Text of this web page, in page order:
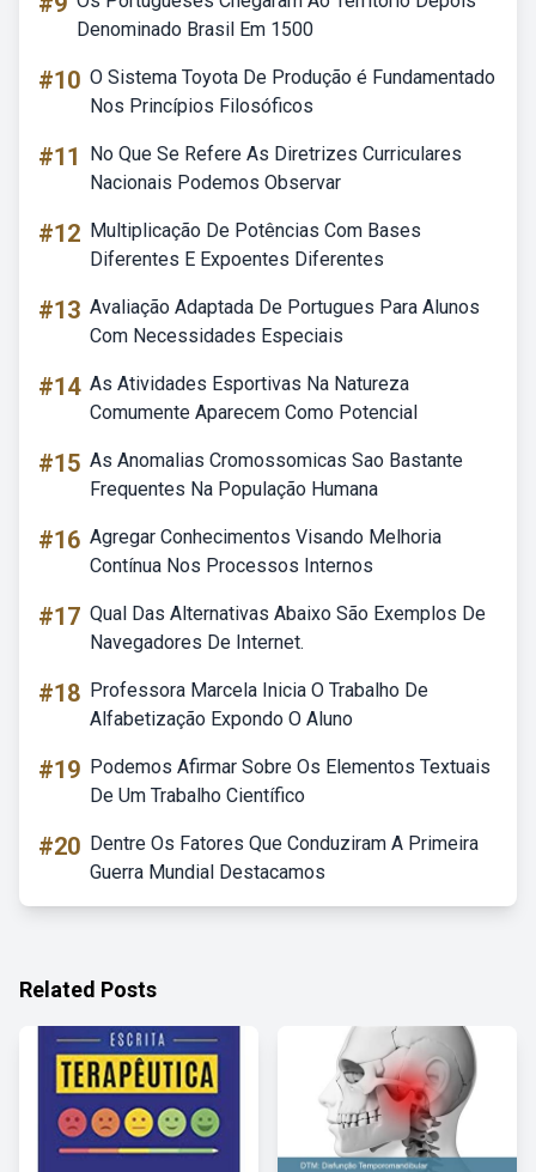
Denominado Brasil Em 1500
#10 O Sistema Toyota De Produção é Fundamentado
Nos Princípios Filosóficos
#11
No Que Se Refere As Diretrizes Curriculares
Nacionais Podemos Observar
#12 Multiplicação De Potências Com Bases
Diferentes E Expoentes Diferentes
#13 Avaliação Adaptada De Portugues Para Alunos
Com Necessidades Especiais
#14 As Atividades Esportivas Na Natureza
Comumente Aparecem Como Potencial
#15 As Anomalias Cromossomicas Sao Bastante
Frequentes Na População Humana
#16 Agregar Conhecimentos Visando Melhoria
Contínua Nos Processos Internos
#17 Qual Das Alternativas Abaixo São Exemplos De
Navegadores De Internet.
#18 Professora Marcela Inicia O Trabalho De
Alfabetização Expondo O Aluno
#19 Podemos Afirmar Sobre Os Elementos Textuais
De Um Trabalho Científico
#20 Dentre Os Fatores Que Conduziram A Primeira
Guerra Mundial Destacamos
Related Posts